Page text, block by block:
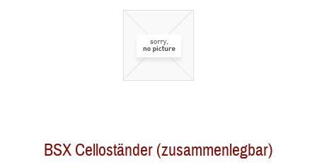
BSX Celloständer (zusammenlegbar)